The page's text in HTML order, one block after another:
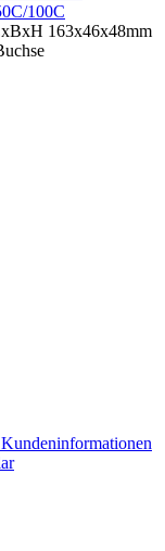
100C
163x46x48mm